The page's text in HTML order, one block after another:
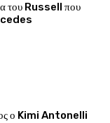
του Russell που
ο Kimi Antonelli